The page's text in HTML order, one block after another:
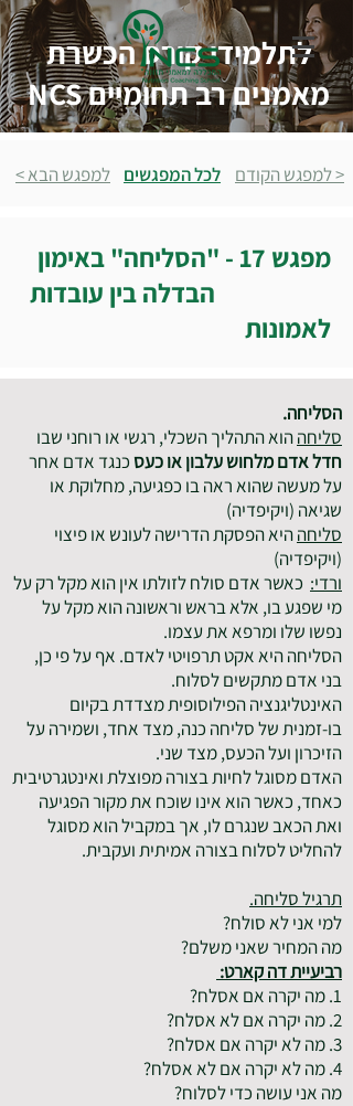
לתלמידי קורס הכשרת
מאמנים רב תחומיים NCS
למפגש הבא > < למפגש הקודם לכל המפגשים
מפגש 17 - "הסליחה" באימון
הבדלה בין עובדות
לאמונות
הסליחה.
סליחההוא התהליך השכלי, רגשי או רוחני שבו
חדל אדם מלחוש עלבון או כעסכנגד אדם אחר
על מעשה שהוא ראה בו כפגיעה, מחלוקת או
שגיאה (ויקיפדיה)
סליחההיא הפסקת הדרישה לעונש או פיצוי
(ויקיפדיה)
ורדי: כאשר אדם סולח לזולתו אין הוא מקל רק על
מי שפגע בו, אלא בראש וראשונה הוא מקל על
נפשו שלו ומרפא את עצמו.
הסליחה היא אקט תרפויטי לאדם. אף על פי כן,
בני אדם מתקשים לסלוח.
האינטליגנציה הפילוסופית מצדדת בקיום
בו-זמנית של סליחה כנה, מצד אחד, ושמירה על
הזיכרון ועל הכעס, מצד שני.
האדם מסוגל לחיות בצורה מפוצלת ואינטגרטיבית
כאחד, כאשר הוא אינו שוכח את מקור הפגיעה
ואת הכאב שנגרם לו, אך במקביל הוא מסוגל
להחליט לסלוח בצורה אמיתית ועקבית.
תרגיל סליחה.
למי אני לא סולח?
מה המחיר שאני משלם?
רביעיית דה קארט:
1. מה יקרה אם אסלח?
2. מה יקרה אם לא אסלח?
3. מה לא יקרה אם אסלח?
4. מה לא יקרה אם לא אסלח?
מה אני עושה כדי לסלוח?